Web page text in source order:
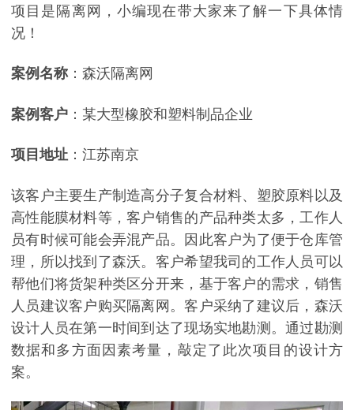
项目是隔离网，小编现在带大家来了解一下具体情
况！
案例名称 ：森沃隔离网
案例客户 ：某大型橡胶和塑料制品企业
项目地址 ：江苏南京
该客户主要生产制造高分子复合材料、塑胶原料以及
高性能膜材料等，客户销售的产品种类太多，工作人
员有时候可能会弄混产品。因此客户为了便于仓库管
理，所以找到了森沃。客户希望我司的工作人员可以
帮他们将货架种类区分开来，基于客户的需求，销售
人员建议客户购买隔离网。客户采纳了建议后，森沃
设计人员在第一时间到达了现场实地勘测。通过勘测
数据和多方面因素考量，敲定了此次项目的设计方
案。